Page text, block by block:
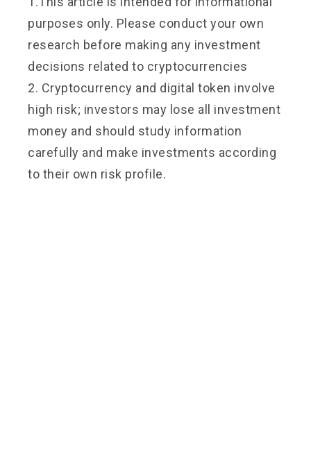
purposes only. Please conduct your own
research before making any investment
decisions related to cryptocurrencies
2. Cryptocurrency and digital token involve
high risk; investors may lose all investment
money and should study information
carefully and make investments according
to their own risk profile.